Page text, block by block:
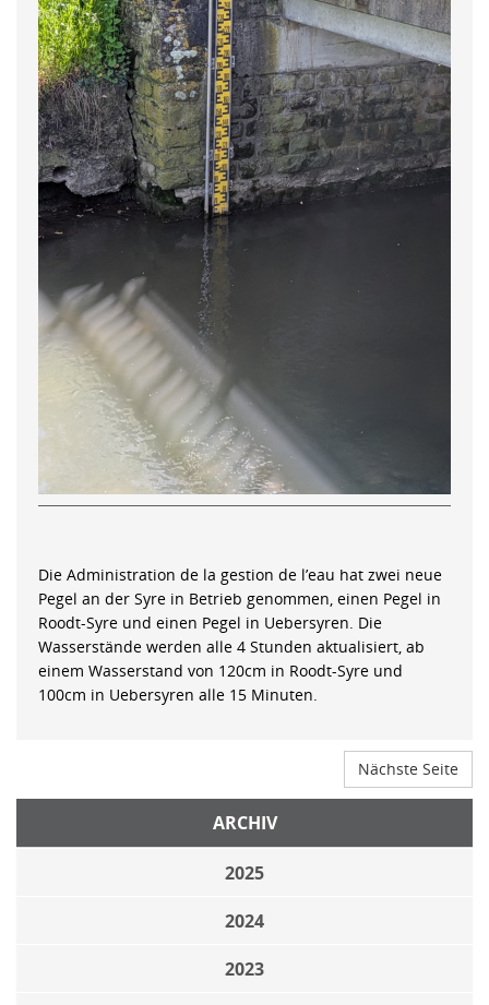
Die Administration de la gestion de l’eau hat zwei neue
Pegel an der Syre in Betrieb genommen, einen Pegel in
Roodt-Syre und einen Pegel in Uebersyren. Die
Wasserstände werden alle 4 Stunden aktualisiert, ab
einem Wasserstand von 120cm in Roodt-Syre und
100cm in Uebersyren alle 15 Minuten.
Nächste Seite
ARCHIV
2025
2024
2023